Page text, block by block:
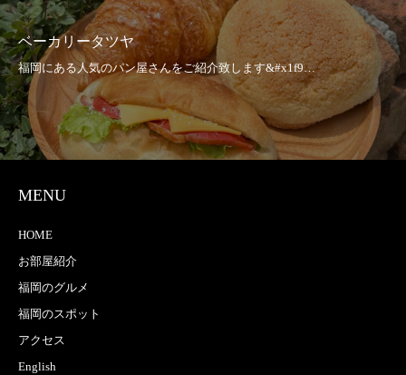
ベーカリータツヤ
MENU
HOME
お部屋紹介
福岡のグルメ
福岡のスポット
アクセス
English